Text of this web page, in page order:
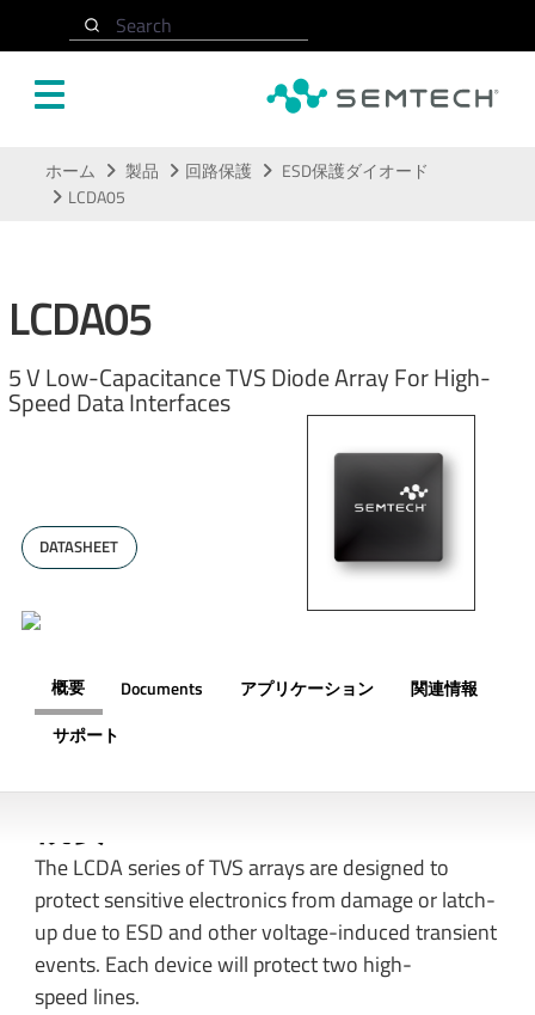
Search
ホーム 製品 回路保護
ESD保護ダイオード
LCDA05
LCDA05
5 V Low-Capacitance TVS Diode Array For High-
Speed Data Interfaces
DATASHEET
概要 Documents アプリケーション
関連情報
サポート
The LCDA series of TVS arrays are designed to
protect sensitive electronics from damage or latch-
up due to ESD and other voltage-induced transient
events. Each device will protect two high-
speed lines.